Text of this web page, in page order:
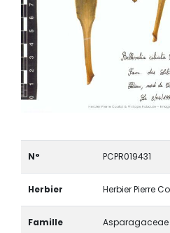
N° PCPR019431
Herbier Herbier Pierre
Famille Asparagaceae